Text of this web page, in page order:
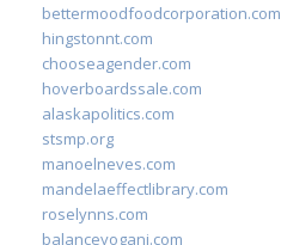
bettermoodfoodcorporation.com
hingstonnt.com
chooseagender.com
hoverboardssale.com
alaskapolitics.com
stsmp.org
manoelneves.com
mandelaeffectlibrary.com
roselynns.com
balanceyoganj.com